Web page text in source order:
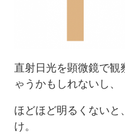
直射日光を顕微鏡で観
ゃうかもしれないし、
ほどほど明るくない
け。